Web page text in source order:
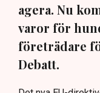
agera. Nu
varor för
företrädare
Debatt.